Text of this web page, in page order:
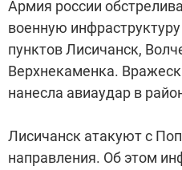
Армия россии
военную
пунктов Лисичанск,
Верхнекаменка.
нанесла авиаудар в
Лисичанск атакуют с
направления. Об этом